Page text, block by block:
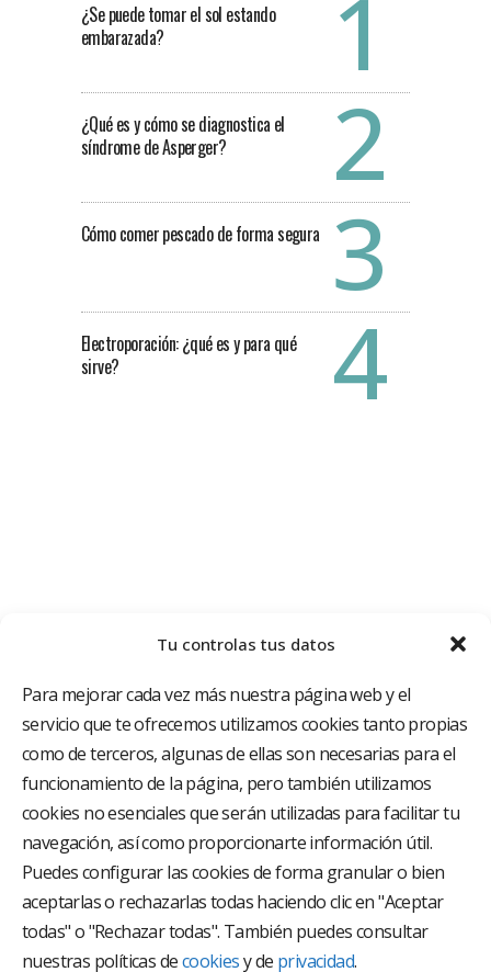
Tu controlas tus datos
Para mejorar cada vez más nuestra página web y el
servicio que te ofrecemos utilizamos cookies tanto propias
como de terceros, algunas de ellas son necesarias para el
funcionamiento de la página, pero también utilizamos
cookies no esenciales que serán utilizadas para facilitar tu
navegación, así como proporcionarte información útil.
Puedes configurar las cookies de forma granular o bien
aceptarlas o rechazarlas todas haciendo clic en "Aceptar
todas" o "Rechazar todas". También puedes consultar
nuestras políticas decookiesy de privacidad.
¿Se puede tomar el sol estando
embarazada?
¿Qué es y cómo se diagnostica el
síndrome de Asperger?
Cómo comer pescado de forma segura
Electroporación: ¿qué es y para qué
sirve?
El Grupo Hospitalario HLA es uno de los proveedores
hospitalarios con mayor presencia en España, creado
con el objetivo de proporcionar el acceso a una
asistencia sanitaria de alto nivel. Nuestra red asistencial
está compuesta por 18 hospitales y 37 centros médicos
multiespecialidad.